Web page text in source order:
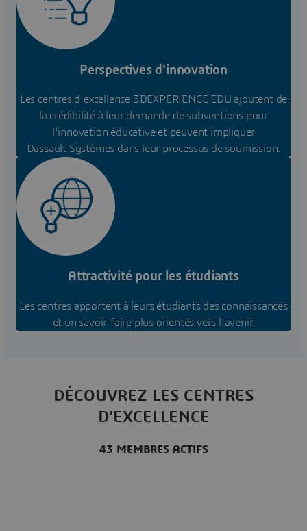
Perspectives d'innovation
Les centres d'excellence 3DEXPERIENCE EDU ajoutent de
la crédibilité à leur demande de subventions pour
l'innovation éducative et peuvent impliquer
Dassault Systèmes dans leur processus de soumission.
Attractivité pour les étudiants
Les centres apportent à leurs étudiants des connaissances
et un savoir-faire plus orientés vers l'avenir.
DÉCOUVREZ LES CENTRES
D'EXCELLENCE
43 MEMBRES ACTIFS